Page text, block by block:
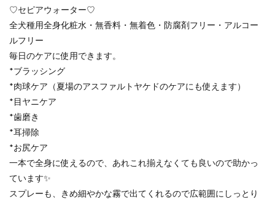
♡セピアウォーター♡
全犬種用全身化粧水・無香料・無着色・防腐剤フリー・アルコー
ルフリー
毎日のケアに使用できます。
*ブラッシング
*肉球ケア（夏場のアスファルトヤケドのケアにも使えます）
*目ヤニケア
*歯磨き
*耳掃除
*お尻ケア
一本で全身に使えるので、あれこれ揃えなくても良いので助かっ
ています✨
スプレーも、きめ細やかな霧で出てくれるので広範囲にしっとり